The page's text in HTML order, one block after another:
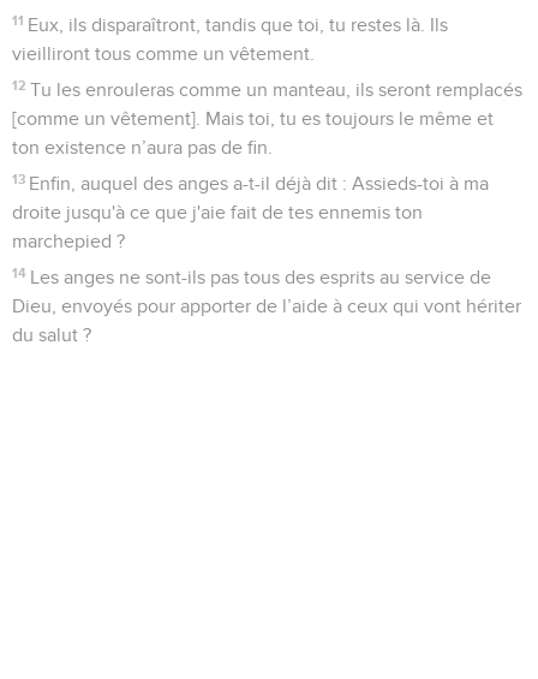
11 Eux, ils disparaîtront, tandis que toi, tu restes là. Ils
vieilliront tous comme un vêtement.
12 Tu les enrouleras comme un manteau, ils seront remplacés
[comme un vêtement]. Mais toi, tu es toujours le même et
ton existence n’aura pas de fin.
13 Enfin, auquel des anges a-t-il déjà dit : Assieds-toi à ma
droite jusqu'à ce que j'aie fait de tes ennemis ton
marchepied ?
14 Les anges ne sont-ils pas tous des esprits au service de
Dieu, envoyés pour apporter de l’aide à ceux qui vont hériter
du salut ?